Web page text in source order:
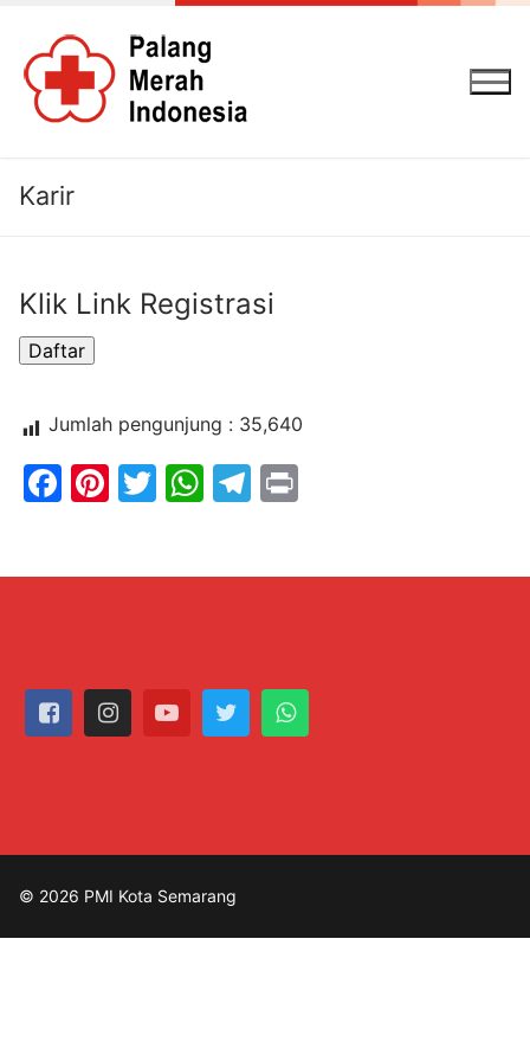
konten
Karir
Klik Link Registrasi
Jumlah pengunjung : 35,640
Facebook
Pinterest
Twitter
WhatsApp
Telegram
© 2026 PMI Kota Semarang